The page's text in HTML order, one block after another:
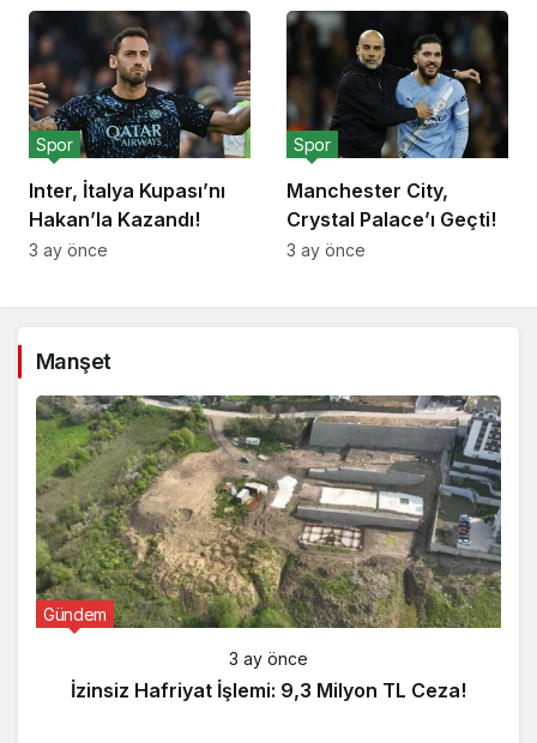
Inter, İtalya Kupası’nı
Hakan’la Kazandı!
Spor
3 ay önce
Manchester City,
Crystal Palace’ı Geçti!
Spor
3 ay önce
Manşet
Gündem
3 ay önce
İzinsiz Hafriyat İşlemi: 9,3 Milyon TL Ceza!